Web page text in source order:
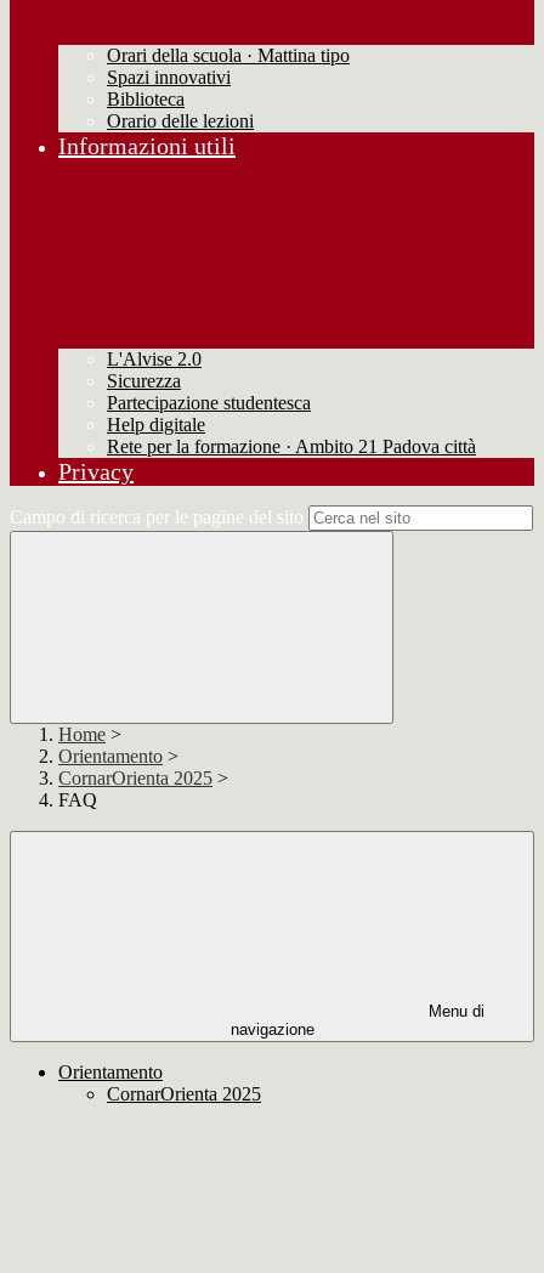
Orari della scuola · Mattina tipo
Spazi innovativi
Biblioteca
Orario delle lezioni
Informazioni utili
L'Alvise 2.0
Sicurezza
Partecipazione studentesca
Help digitale
Rete per la formazione · Ambito 21 Padova città
Privacy
Campo di ricerca per le pagine del sito
Home >
Orientamento >
CornarOrienta 2025 >
FAQ
Menu di
navigazione
Orientamento
CornarOrienta 2025